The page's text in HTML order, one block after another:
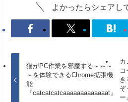
よかったらシェアし
猫がPC作業を邪魔する～～～
～を体験できるChrome拡張機
能
『catcatcatcaaaaaaaaaaaaat』
カ
き
ぞ
ー